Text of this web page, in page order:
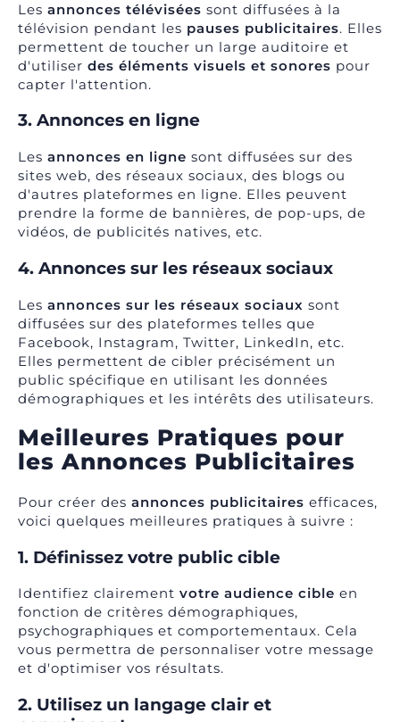
Les annonces télévisées sont diffusées à la
télévision pendant les pauses publicitaires. Elles
permettent de toucher un large auditoire et
d'utiliser des éléments visuels et sonores pour
capter l'attention.
3. Annonces en ligne
Les annonces en ligne sont diffusées sur des
sites web, des réseaux sociaux, des blogs ou
d'autres plateformes en ligne. Elles peuvent
prendre la forme de bannières, de pop-ups, de
vidéos, de publicités natives, etc.
4. Annonces sur les réseaux sociaux
Les annonces sur les réseaux sociaux sont
diffusées sur des plateformes telles que
Facebook, Instagram, Twitter, LinkedIn, etc.
Elles permettent de cibler précisément un
public spécifique en utilisant les données
démographiques et les intérêts des utilisateurs.
Meilleures Pratiques pour
les Annonces Publicitaires
Pour créer des annonces publicitaires efficaces,
voici quelques meilleures pratiques à suivre :
1. Définissez votre public cible
Identifiez clairement votre audience cible en
fonction de critères démographiques,
psychographiques et comportementaux. Cela
vous permettra de personnaliser votre message
et d'optimiser vos résultats.
2. Utilisez un langage clair et